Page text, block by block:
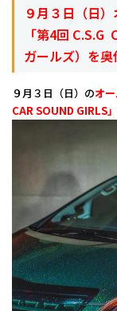
９月３日（日
「第4回 C.S.G
ガールズ）を
９月３日（日）のオ
CAR SOUND GIRLS」